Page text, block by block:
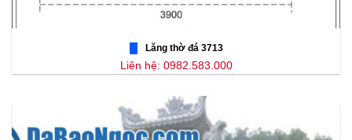
Lăng thờ đá 3713
Liên hệ: 0982.583.000